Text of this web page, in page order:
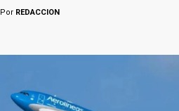
Por REDACCION